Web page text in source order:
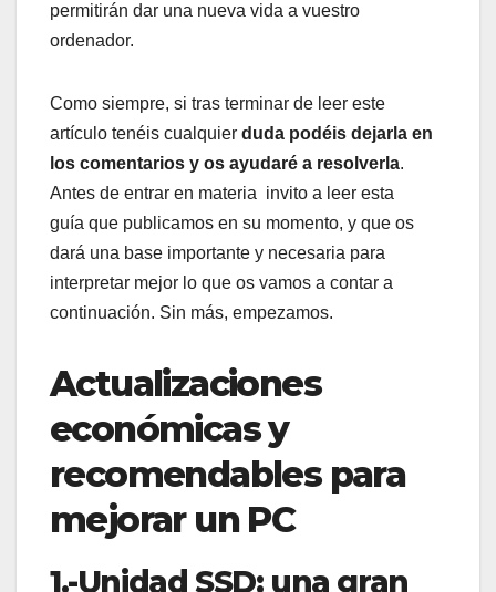
permitirán dar una nueva vida a vuestro
ordenador.
Como siempre, si tras terminar de leer este
artículo tenéis cualquier duda podéis dejarla en
los comentarios y os ayudaré a resolverla.
Antes de entrar en materia invito a leer esta
guía que publicamos en su momento, y que os
dará una base importante y necesaria para
interpretar mejor lo que os vamos a contar a
continuación. Sin más, empezamos.
Actualizaciones
económicas y
recomendables para
mejorar un PC
1.-Unidad SSD: una gran